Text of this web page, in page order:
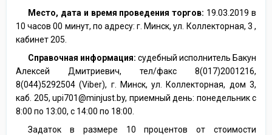
Место, дата и время проведения торгов: 19.03.2019 в
10 часов 00 минут, по адресу: г. Минск, ул. Коллекторная, 3 ,
кабинет 205.
Справочная информация: судебный исполнитель Бакун
Алексей Дмитриевич, тел/факс 8(017)2001216,
8(044)5292504 (Viber), г. Минск, ул. Коллекторная, дом 3,
каб. 205, upi701@minjust.by, приемный день: понедельник с
8:00 по 13:00, с 14:00 по 18:00.
Задаток в размере 10 процентов от стоимости